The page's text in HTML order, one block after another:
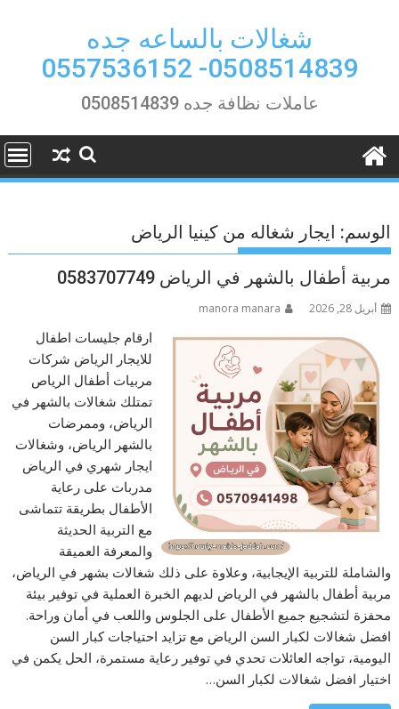
شغالات بالساعه جده
0508514839- 0557536152
عاملات نظافة جده 0508514839
الوسم: ايجار شغاله من كينيا الرياض
مربية أطفال بالشهر في الرياض 0583707749
أبريل 28, 2026 manora manara
ارقام جليسات اطفال
للايجار الرياض شركات
مربيات أطفال الرياص
تمتلك شغالات بالشهر في
الرياض، وممرضات
بالشهر الرياض، وشغالات
ايجار شهري في الرياض
مدربات على رعاية
الأطفال بطريقة تتماشى
مع التربية الحديثة
والمعرفة العميقة
والشاملة للتربية الإيجابية، وعلاوة على ذلك شغالات بشهر في الرياض،
مربية أطفال بالشهر في الرياض لديهم الخبرة العملية في توفير بيئة
محفزة لتشجيع جميع الأطفال على الجلوس واللعب في أمان وراحة.
افضل شغالات لكبار السن الرياض مع تزايد احتياجات كبار السن
اليومية، تواجه العائلات تحدي في توفير رعاية مستمرة، الحل يكمن في
اختيار افضل شغالات لكبار السن…